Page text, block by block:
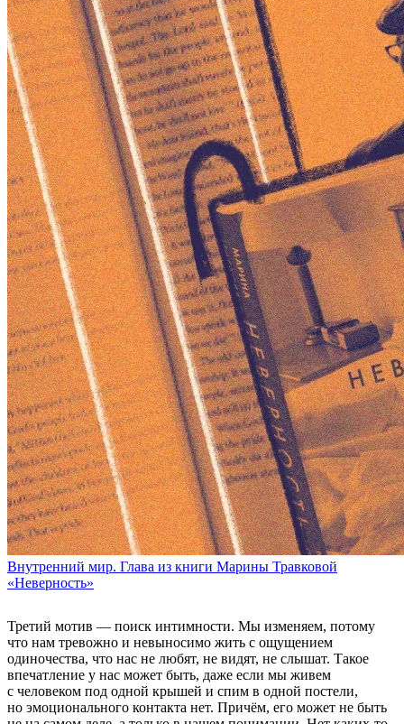
Внутренний мир. Глава из книги Марины Травковой
«Неверность»
Третий мотив — поиск интимности. Мы изменяем, потому
что нам тревожно и невыносимо жить с ощущением
одиночества, что нас не любят, не видят, не слышат. Такое
впечатление у нас может быть, даже если мы живем
с человеком под одной крышей и спим в одной постели,
но эмоционального контакта нет. Причём, его может не быть